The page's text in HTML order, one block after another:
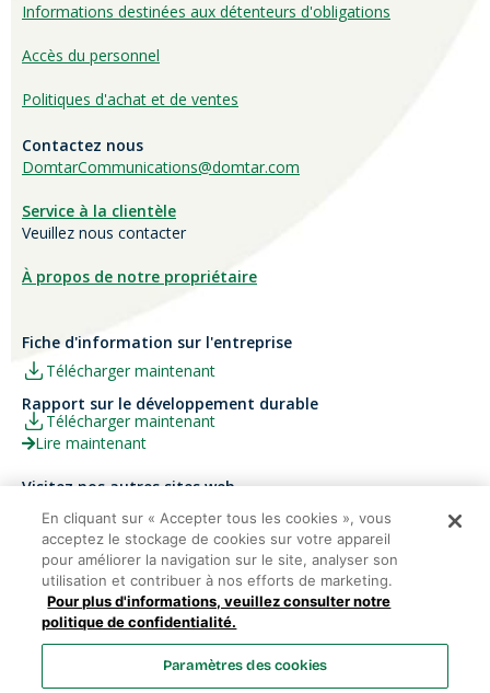
Informations destinées aux détenteurs d'obligations
Accès du personnel
Politiques d'achat et de ventes
Contactez nous
DomtarCommunications@domtar.com
Service à la clientèle
Veuillez nous contacter
À propos de notre propriétaire
Fiche d'information sur l'entreprise
Télécharger maintenant
Rapport sur le développement durable
Télécharger maintenant
Lire maintenant
Visitez nos autres sites web
Carrières
Ariva
Papier Xerox® Canada
Xerox® Paper USA
Domtar Corporation 2025. Tous droits réservés.
En cliquant sur « Accepter tous les cookies », vous
acceptez le stockage de cookies sur votre appareil
pour améliorer la navigation sur le site, analyser son
utilisation et contribuer à nos efforts de marketing.
Pour plus d'informations, veuillez consulter notre
politique de confidentialité.
Paramètres des cookies